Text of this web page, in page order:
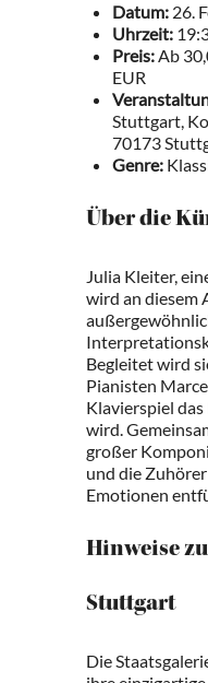
Datum: 26.
Uhrzeit:
Preis:Ab
EUR
Stuttgart,
70173
Genre:
Über die
Julia Kleiter,
wird an diesem
Begleitet wird
Pianisten
Klavierspiel
wird.
großer
und die
Emotionen
Hinweise
Stuttgart
Die